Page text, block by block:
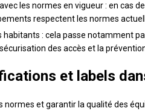
les normes en vigueur : en cas
respectent les normes
habitants : cela passe notamment
des accès et la
et labels
normes et garantir la qualité des